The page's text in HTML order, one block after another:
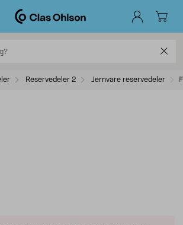
Reservedeler 2 Jernvare reservedeler